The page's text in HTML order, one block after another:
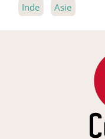
Inde Asie